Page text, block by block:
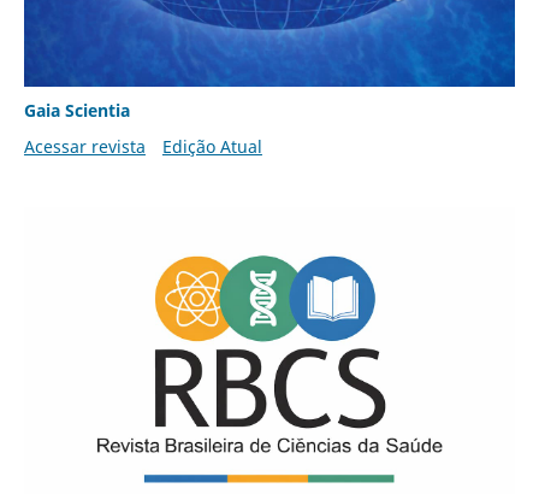
Gaia Scientia
Acessar revista
Edição Atual